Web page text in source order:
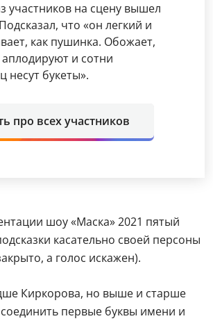
участников на сцену вышел
что «он легкий и
как пушинка. Обожает,
аплодируют и сотни
несут букеты».
про всех участников
шоу «Маска» 2021 пятый
касательно своей персоны
а голос искажен).
Киркорова, но выше и старше
первые буквы имени и